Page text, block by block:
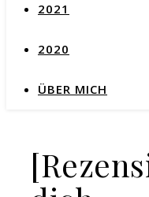
2021
2020
ÜBER MICH